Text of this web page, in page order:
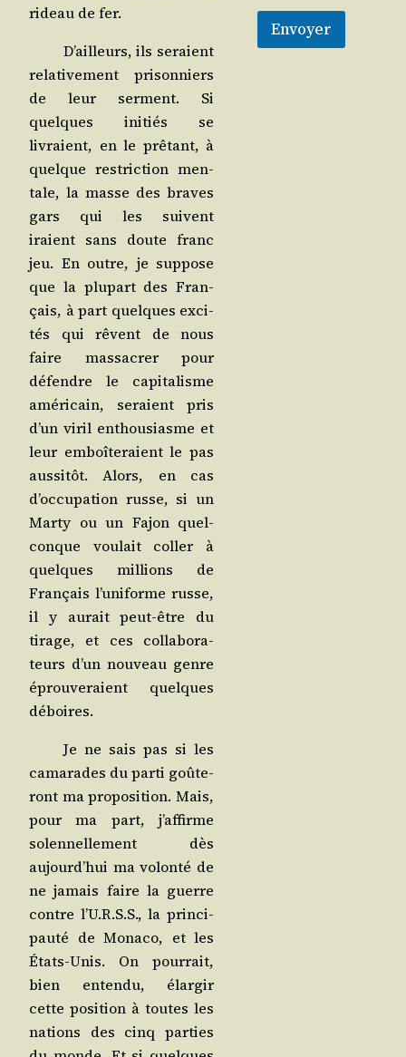
rideau de fer.
D’ailleurs, ils seraient
rela­ti­ve­ment pri­son­niers
de leur ser­ment. Si
quelques ini­tiés se
livraient, en le prê­tant, à
quelque res­tric­tion men­
tale, la masse des braves
gars qui les suivent
iraient sans doute franc
jeu. En outre, je sup­pose
que la plu­part des Fran­
çais, à part quelques exci­
tés qui rêvent de nous
faire mas­sa­crer pour
défendre le capi­ta­lisme
amé­ri­cain, seraient pris
d’un viril enthou­siasme et
leur emboî­te­raient le pas
aus­si­tôt. Alors, en cas
d’occupation russe, si un
Mar­ty ou un Fajon quel­
conque vou­lait col­ler à
quelques mil­lions de
Fran­çais l’uniforme russe,
il y aurait peut-être du
tirage, et ces col­la­bo­ra­
teurs d’un nou­veau genre
éprou­ve­raient quelques
déboires.
Je ne sais pas si les
cama­rades du par­ti goû­te­
ront ma pro­po­si­tion. Mais,
pour ma part, j’affirme
solen­nel­le­ment dès
aujourd’hui ma volon­té de
ne jamais faire la guerre
contre l’U.R.S.S., la prin­ci­
pau­té de Mona­co, et les
États-Unis. On pour­rait,
bien enten­du, élar­gir
cette posi­tion à toutes les
nations des cinq par­ties
Envoyer